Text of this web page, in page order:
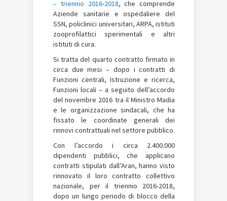
– triennio 2016-2018, che comprende
Aziende sanitarie e ospedaliere del
SSN, policlinici universitari, ARPA, istituti
zooprofilattici sperimentali e altri
istituti di cura.
Si tratta del quarto contratto firmato in
circa due mesi – dopo i contratti di
Funzioni centrali, Istruzione e ricerca,
Funzioni locali – a seguito dell’accordo
del novembre 2016 tra il Ministro Madia
e le organizzazione sindacali, che ha
fissato le coordinate generali dei
rinnovi contrattuali nel settore pubblico.
Con l’accordo i circa 2.400.000
dipendenti pubblici, che applicano
contratti stipulati dall’Aran, hanno visto
rinnovato il loro contratto collettivo
nazionale, per il triennio 2016-2018,
dopo un lungo periodo di blocco della